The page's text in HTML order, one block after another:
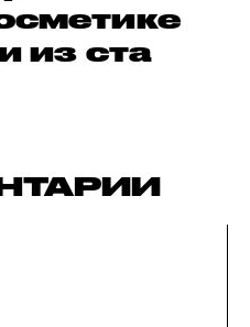
из ста